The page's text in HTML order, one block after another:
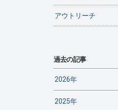
アウトリーチ
過去の記事
2026年
2025年